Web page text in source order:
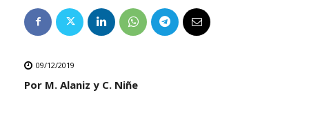
09/12/2019
Por M. Alaniz y C. Niñe